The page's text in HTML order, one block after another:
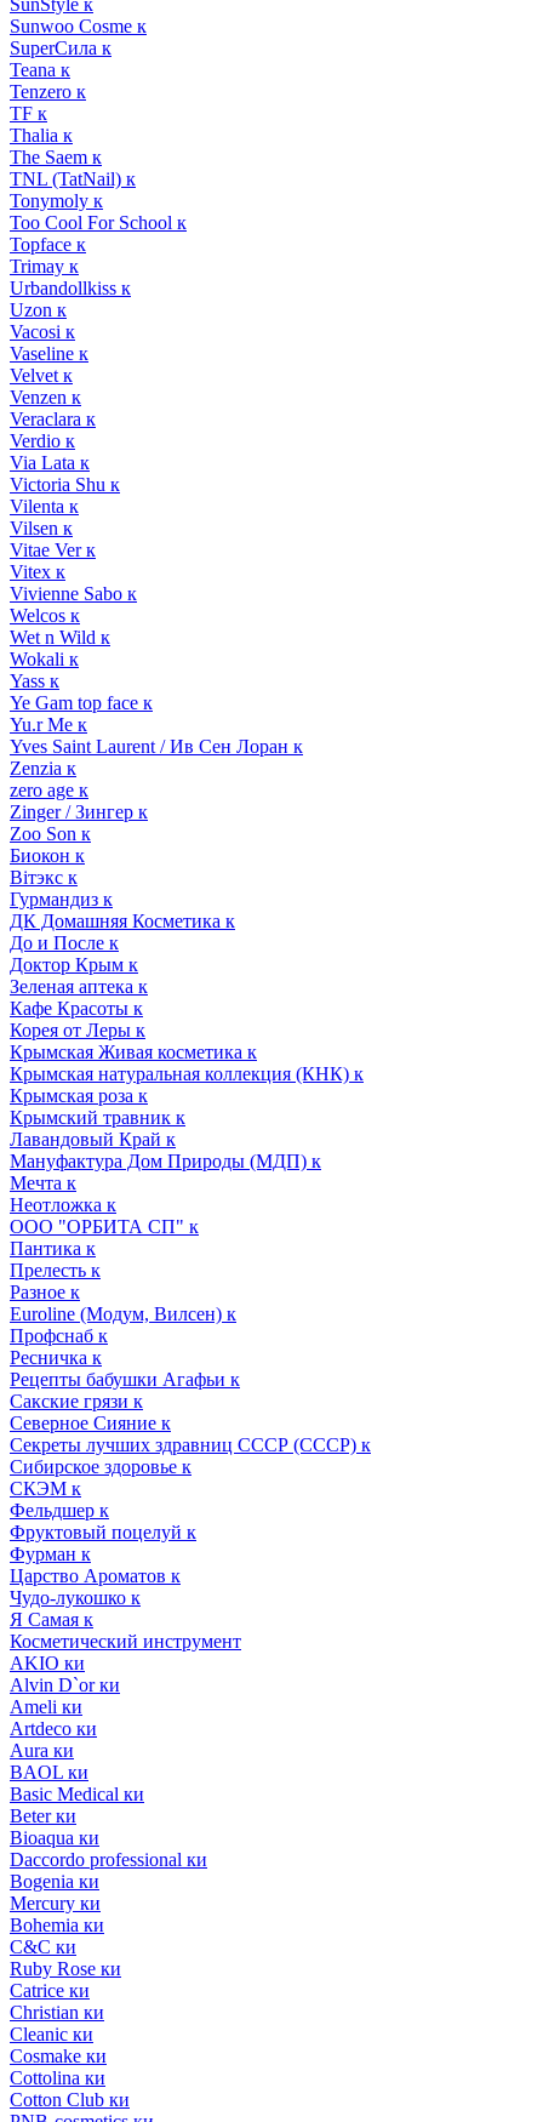
SunStyle к
Sunwoo Cosme к
SuperСила к
Teana к
Tenzero к
TF к
Thalia к
The Saem к
TNL (TatNail) к
Tonymoly к
Too Cool For School к
Topface к
Trimay к
Urbandollkiss к
Uzon к
Vacosi к
Vaseline к
Velvet к
Venzen к
Veraclara к
Verdio к
Via Lata к
Victoria Shu к
Vilenta к
Vilsen к
Vitae Ver к
Vitex к
Vivienne Sabo к
Welcos к
Wet n Wild к
Wokali к
Yass к
Ye Gam top face к
Yu.r Me к
Yves Saint Laurent / Ив Сен Лоран к
Zenzia к
zero age к
Zinger / Зингер к
Zoo Son к
Биокон к
Вiтэкс к
Гурмандиз к
ДК Домашняя Косметика к
До и После к
Доктор Крым к
Зеленая аптека к
Кафе Красоты к
Корея от Леры к
Крымская Живая косметика к
Крымская натуральная коллекция (КНК) к
Крымская роза к
Крымский травник к
Лавандовый Край к
Мануфактура Дом Природы (МДП) к
Мечта к
Неотложка к
ООО "ОРБИТА СП" к
Пантика к
Прелесть к
Разное к
Euroline (Модум, Вилсен) к
Профснаб к
Ресничка к
Рецепты бабушки Агафьи к
Сакские грязи к
Северное Сияние к
Секреты лучших здравниц СССР (СССР) к
Сибирское здоровье к
СКЭМ к
Фельдшер к
Фруктовый поцелуй к
Фурман к
Царство Ароматов к
Чудо-лукошко к
Я Самая к
Косметический инструмент
AKIO ки
Alvin D`or ки
Ameli ки
Artdeco ки
Aura ки
BAOL ки
Basic Medical ки
Beter ки
Bioaqua ки
Daccordo professional ки
Bogenia ки
Mercury ки
Bohemia ки
C&C ки
Ruby Rose ки
Catrice ки
Christian ки
Cleanic ки
Cosmake ки
Cottolina ки
Cotton Club ки